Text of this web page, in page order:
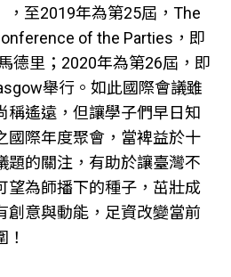
，至2019年為第25屆，The
of the Parties，即
德里；2020年為第26屆，即
舉行。如此國際會議雖
稱遙遠，但讓學子們早日知
國際年度聚會，當裨益於十
題的關注，有助於讓臺灣不
望為師播下的種子，茁壯成
創意與動能，足資改變當前